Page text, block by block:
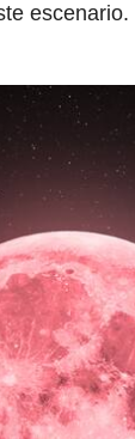
escenario.